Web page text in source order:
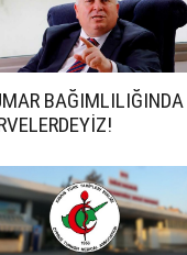
BAĞIMLILIĞINDA